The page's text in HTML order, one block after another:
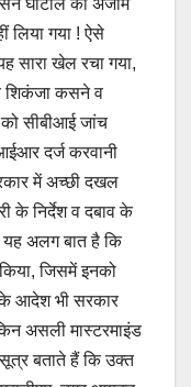
घोटाले को अंजाम
लिया गया ! ऐसे
सारा खेल रचा गया,
शिकंजा कसने व
सीबीआई जांच
दर्ज करवानी
में अच्छी दखल
के निर्देश व दबाव के
यह अलग बात है कि
जिसमें इनको
के आदेश भी सरकार
असली मास्टरमाइंड
सूत्र बताते हैं कि उक्त